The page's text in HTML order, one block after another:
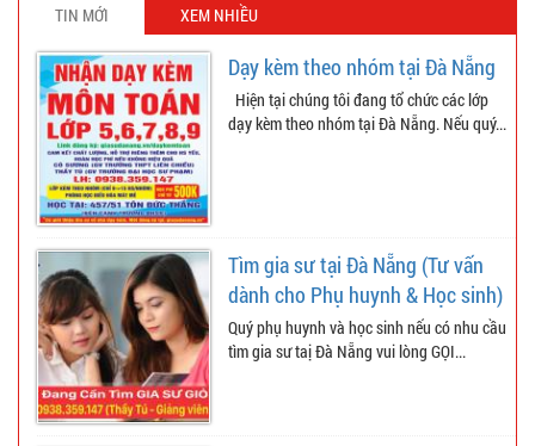
TIN MỚI XEM NHIỀU
Dạy kèm theo nhóm tại Đà Nẵng
Hiện tại chúng tôi đang tổ chức các lớp
dạy kèm theo nhóm tại Đà Nẵng. Nếu quý...
Tìm gia sư tại Đà Nẵng (Tư vấn
dành cho Phụ huynh & Học sinh)
Quý phụ huynh và học sinh nếu có nhu cầu
tìm gia sư taị Đà Nẵng vui lòng GỌI...